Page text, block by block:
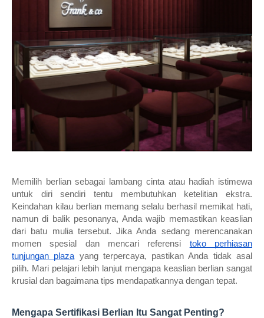
Memilih berlian sebagai lambang cinta atau hadiah istimewa
untuk diri sendiri tentu membutuhkan ketelitian ekstra.
Keindahan kilau berlian memang selalu berhasil memikat hati,
namun di balik pesonanya, Anda wajib memastikan keaslian
dari batu mulia tersebut. Jika Anda sedang merencanakan
momen spesial dan mencari referensi
toko perhiasan
tunjungan plaza yang terpercaya, pastikan Anda tidak asal
pilih. Mari pelajari lebih lanjut mengapa keaslian berlian sangat
krusial dan bagaimana tips mendapatkannya dengan tepat.
Mengapa Sertifikasi Berlian Itu Sangat Penting?